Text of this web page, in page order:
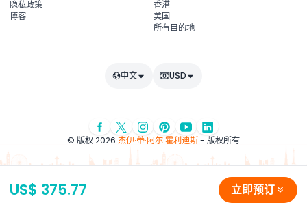
US$ 375.77 立即预订
隐私政策
博客
香港
美国
所有目的地
中文 USD
© 版权 2026 杰伊·蒂·阿尔·霍利迪斯- 版权所有